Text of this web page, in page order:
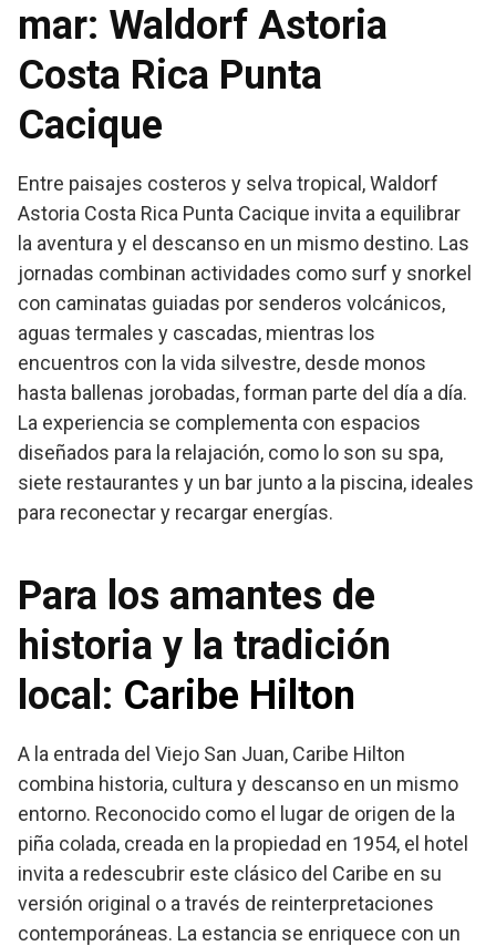
mar: Waldorf Astoria
Costa Rica Punta
Cacique
Entre paisajes costeros y selva tropical, Waldorf
Astoria Costa Rica Punta Cacique invita a equilibrar
la aventura y el descanso en un mismo destino. Las
jornadas combinan actividades como surf y snorkel
con caminatas guiadas por senderos volcánicos,
aguas termales y cascadas, mientras los
encuentros con la vida silvestre, desde monos
hasta ballenas jorobadas, forman parte del día a día.
La experiencia se complementa con espacios
diseñados para la relajación, como lo son su spa,
siete restaurantes y un bar junto a la piscina, ideales
para reconectar y recargar energías.
Para los amantes de
historia y la tradición
local: Caribe Hilton
A la entrada del Viejo San Juan, Caribe Hilton
combina historia, cultura y descanso en un mismo
entorno. Reconocido como el lugar de origen de la
piña colada, creada en la propiedad en 1954, el hotel
invita a redescubrir este clásico del Caribe en su
versión original o a través de reinterpretaciones
contemporáneas. La estancia se enriquece con un